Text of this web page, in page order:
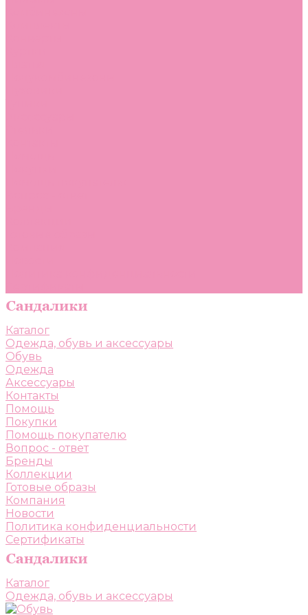
Каталог
Одежда, обувь и аксессуары
Обувь
Одежда
Аксессуары
Контакты
Помощь
Покупки
Помощь покупателю
Вопрос - ответ
Бренды
Коллекции
Готовые образы
Компания
Новости
Политика конфиденциальности
Сертификаты
Каталог
Одежда, обувь и аксессуары